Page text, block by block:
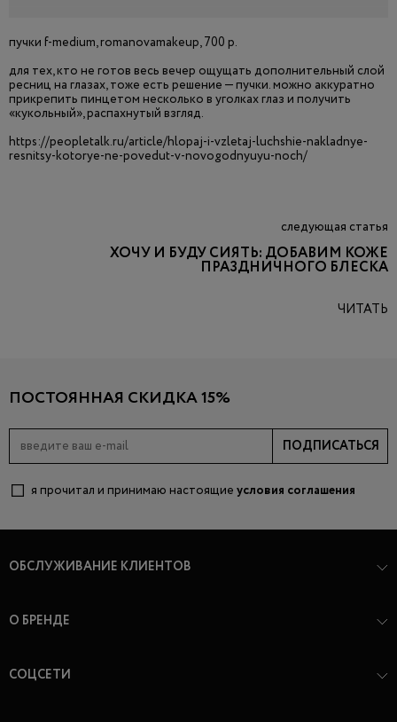
пучки f-medium, romanovamakeup, 700 р.
для тех, кто не готов весь вечер ощущать дополнительный слой
ресниц на глазах, тоже есть решение — пучки. можно аккуратно
прикрепить пинцетом несколько в уголках глаз и получить
«кукольный», распахнутый взгляд.
https://peopletalk.ru/article/hlopaj-i-vzletaj-luchshie-nakladnye-
resnitsy-kotorye-ne-povedut-v-novogodnyuyu-noch/
следующая статья
ХОЧУ И БУДУ СИЯТЬ: ДОБАВИМ КОЖЕ
ПРАЗДНИЧНОГО БЛЕСКА
ЧИТАТЬ
ПОСТОЯННАЯ СКИДКА 15%
ПОДПИСАТЬСЯ
я прочитал и принимаю настоящие условия соглашения
ОБСЛУЖИВАНИЕ КЛИЕНТОВ
О БРЕНДЕ
СОЦСЕТИ